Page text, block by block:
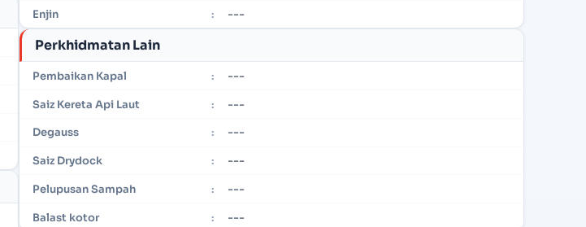
Enjin : ---
Perkhidmatan Lain
Pembaikan Kapal : ---
Saiz Kereta Api Laut : ---
Degauss : ---
Saiz Drydock : ---
Pelupusan Sampah : ---
Balast kotor : ---